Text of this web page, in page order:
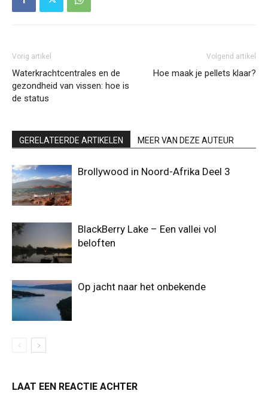
Vorig artikel
Waterkrachtcentrales en de
gezondheid van vissen: hoe is
de status
Volgend artikel
Hoe maak je pellets klaar?
GERELATEERDE ARTIKELEN MEER VAN DEZE AUTEUR
Brollywood in Noord-Afrika Deel 3
BlackBerry Lake – Een vallei vol
beloften
Op jacht naar het onbekende
LAAT EEN REACTIE ACHTER